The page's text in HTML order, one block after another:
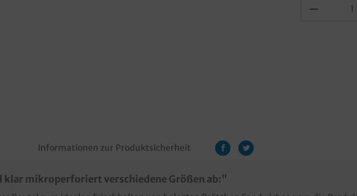
Informationen zur Produktsicherheit
mikroperforiert verschiedene Größen ab:"